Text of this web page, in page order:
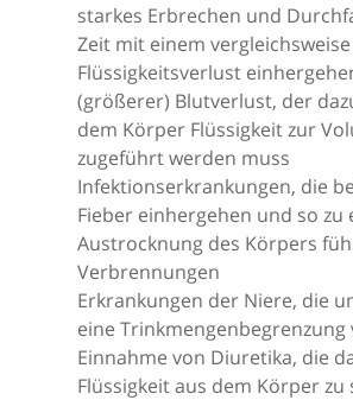
starkes Erbrechen und
Zeit mit einem
Flüssigkeitsverlust
(größerer) Blutverlust, der
dem Körper Flüssigkeit zur
zugeführt werden muss
Infektionserkrankungen, die
Fieber einhergehen und so zu
Austrocknung des Körpers
Verbrennungen
Erkrankungen der Niere, die
eine Trinkmengenbegrenzung
Einnahme von Diuretika, die
Flüssigkeit aus dem Körper zu